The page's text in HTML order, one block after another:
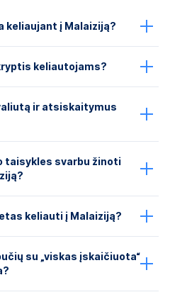
keliaujant į Malaiziją?
keliautojams?
ir atsiskaitymus
taisykles svarbu žinoti
keliauti į Malaiziją?
su „viskas įskaičiuota“